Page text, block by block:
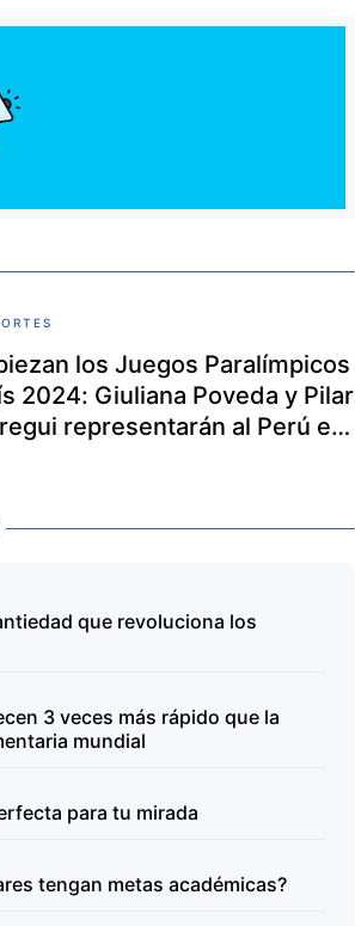
los Juegos Paralímpicos
2024: Giuliana Poveda y Pilar
representarán al Perú en
que revoluciona los
3 veces más rápido que la
mundial
para tu mirada
tengan metas académicas?